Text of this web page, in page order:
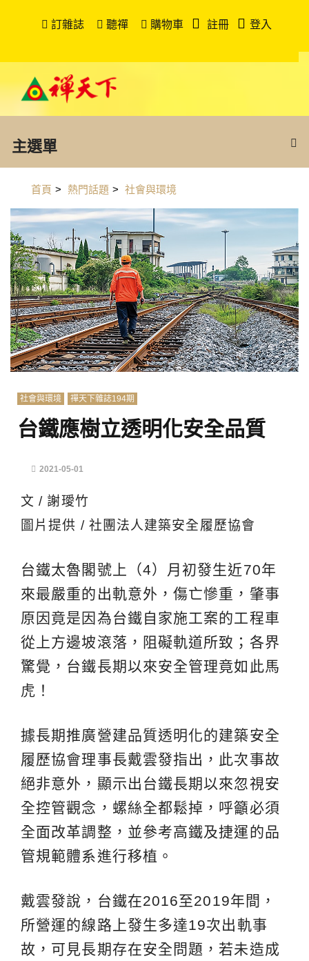
訂雜誌 聽禪 購物車 註冊 登入
主選單
首頁 > 熱門話題 > 社會與環境
社會與環境 禪天下雜誌194期
台鐵應樹立透明化安全品質
2021-05-01
文 / 謝璦竹
圖片提供 / 社團法人建築安全履歷協會
台鐵太魯閣號上（4）月初發生近70年
來最嚴重的出軌意外，傷亡慘重，肇事
原因竟是因為台鐵自家施工案的工程車
從上方邊坡滾落，阻礙軌道所致；各界
驚覺，台鐵長期以來安全管理竟如此馬
虎！
據長期推廣營建品質透明化的建築安全
履歷協會理事長戴雲發指出，此次事故
絕非意外，顯示出台鐵長期以來忽視安
全控管觀念，螺絲全都鬆掉，呼籲必須
全面改革調整，並參考高鐵及捷運的品
管規範體系進行移植。
戴雲發說，台鐵在2016至2019年間，
所營運的線路上發生多達19次出軌事
故，可見長期存在安全問題，若未造成